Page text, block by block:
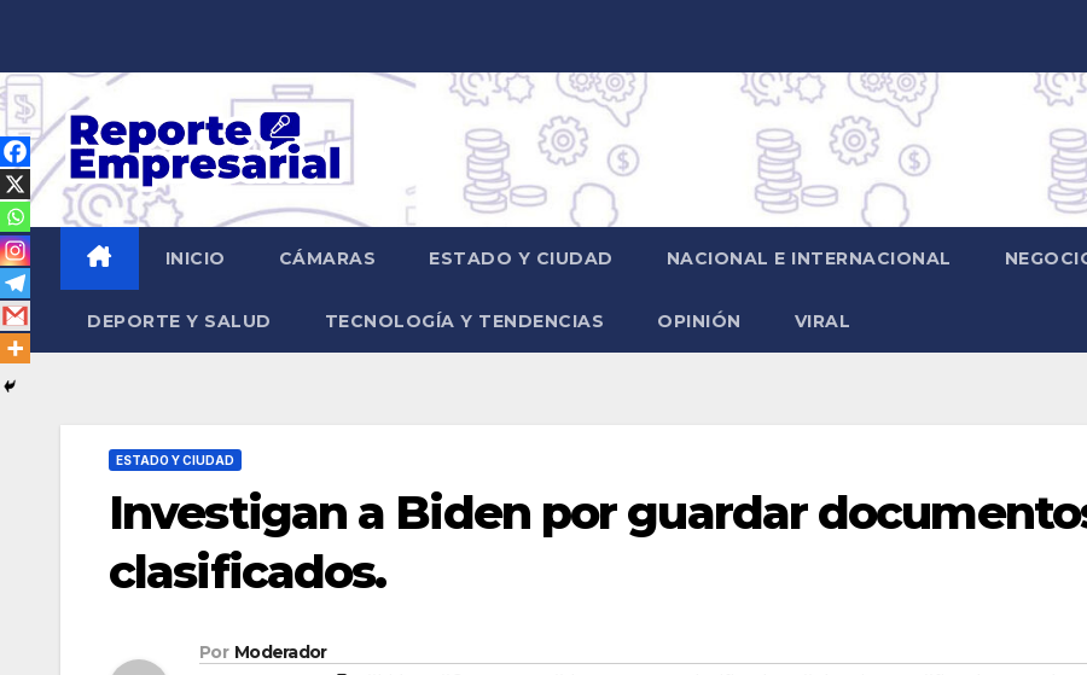
contenido
INICIO CÁMARAS ESTADO Y CIUDAD NACIONAL E INTERNACIONAL
DEPORTE Y SALUD TECNOLOGÍA Y TENDENCIAS OPINIÓN VIRAL
ESTADO Y CIUDAD
Investigan a Biden por guardar
clasificados.
Por Moderador